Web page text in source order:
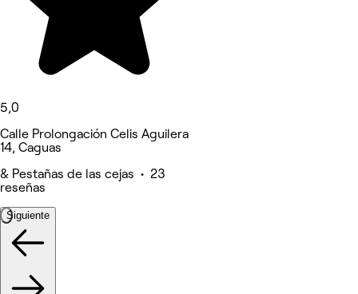
5,0
Calle Prolongación Celis Aguilera
14, Caguas
& Pestañas de las cejas • 23
reseñas
Siguiente